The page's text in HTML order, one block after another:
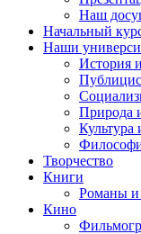
Наш
Начальный
Наши
История
Природа
Культура
Творчество
Книги
Романы и
Кино